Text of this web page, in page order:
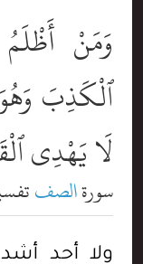
وَمَنْ
ٱلْكَذِبَ
لَا يَهْدِى
سورةالصف
ولا أحد